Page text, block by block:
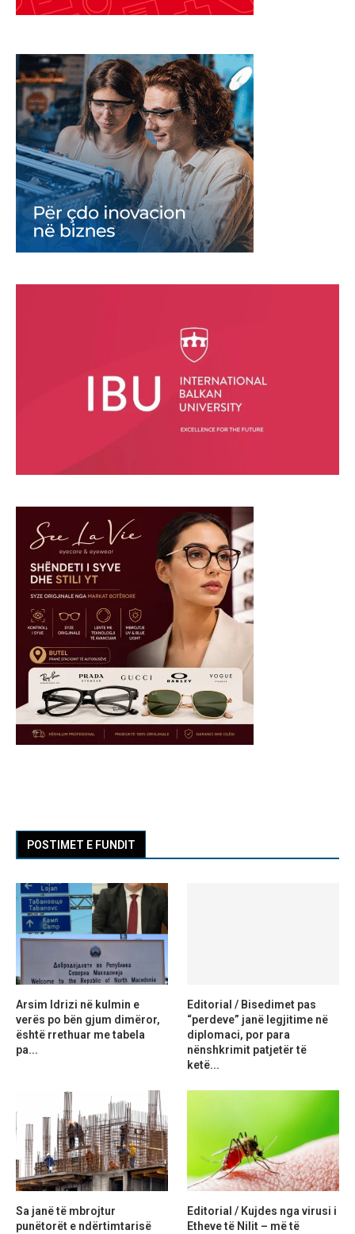
POSTIMET E FUNDIT
Arsim Idrizi në kulmin e
verës po bën gjum dimëror,
është rrethuar me tabela
pa...
Editorial / Bisedimet pas
“perdeve” janë legjitime në
diplomaci, por para
nënshkrimit patjetër të
ketë...
Sa janë të mbrojtur
punëtorët e ndërtimtarisë
Editorial / Kujdes nga virusi i
Etheve të Nilit – më të